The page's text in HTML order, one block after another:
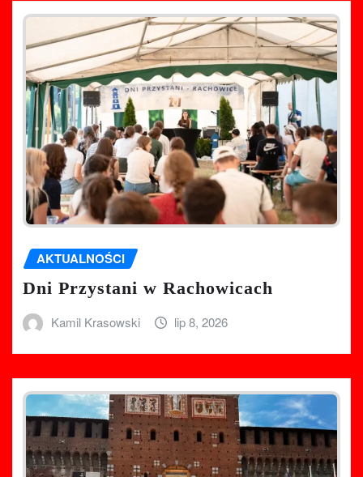
AKTUALNOŚCI
Dni Przystani w Rachowicach
Kamil Krasowski lip 8, 2026